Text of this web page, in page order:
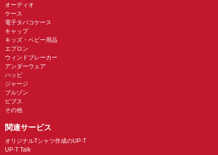
オーディオ
ケース
電子タバコケース
キャップ
キッズ・ベビー用品
エプロン
ウィンドブレーカー
アンダーウェア
ハッピ
ジャージ
ブルゾン
ビブス
その他
関連サービス
オリジナルTシャツ作成のUP-T
UP-T Talk